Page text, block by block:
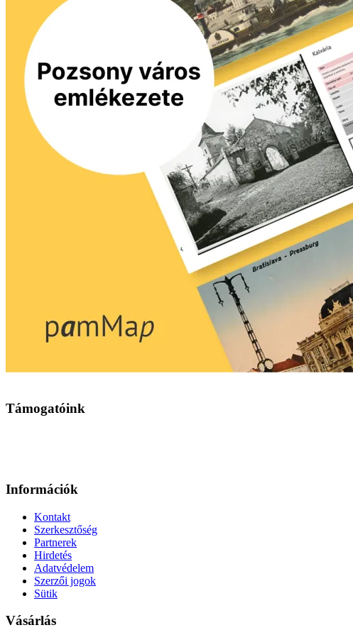
Támogatóink
Információk
Kontakt
Szerkesztőség
Partnerek
Hirdetés
Adatvédelem
Szerzői jogok
Sütik
Vásárlás